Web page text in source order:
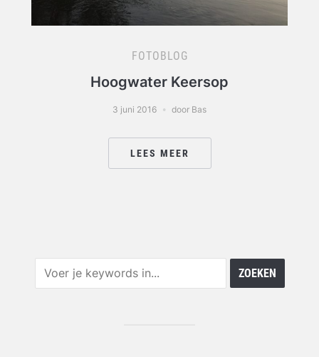
FOTOBLOG
Hoogwater Keersop
3 juni 2016 door Bas
LEES MEER